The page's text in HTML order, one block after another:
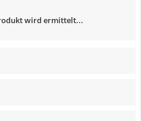
wird ermittelt...